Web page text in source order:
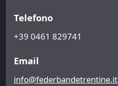
Telefono
+39 0461 829741
Email
info@federbandetrentine.it